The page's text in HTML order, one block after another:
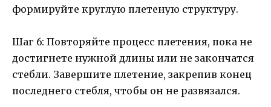
формируйте круглую плетеную структуру.
Шаг 6: Повторяйте процесс плетения, пока не
достигнете нужной длины или не закончатся
стебли. Завершите плетение, закрепив конец
последнего стебля, чтобы он не развязался.